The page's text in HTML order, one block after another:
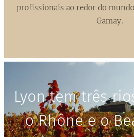
profissionais ao redor do
Gamay.
Lyon tem três
o Rhône e o